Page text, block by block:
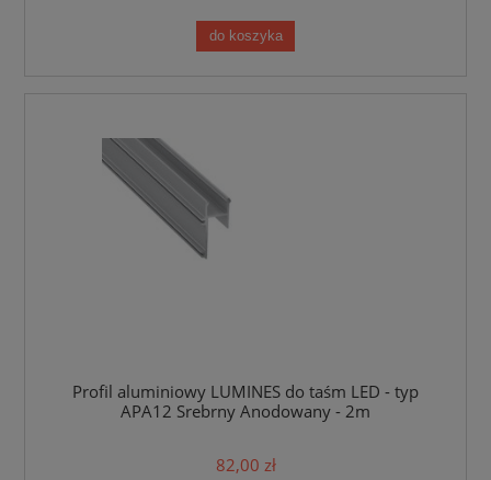
do koszyka
Profil aluminiowy LUMINES do taśm LED - typ
APA12 Srebrny Anodowany - 2m
82,00 zł